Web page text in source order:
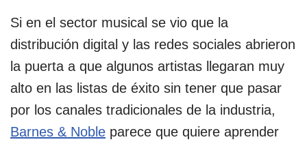
Si en el sector musical se vio que la
distribución digital y las redes sociales abrieron
la puerta a que algunos artistas llegaran muy
alto en las listas de éxito sin tener que pasar
por los canales tradicionales de la industria,
Barnes & Noble parece que quiere aprender